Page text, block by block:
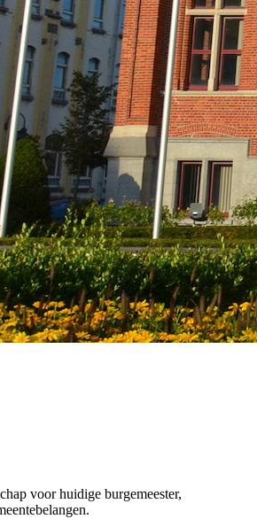
voor huidige burgemeester,